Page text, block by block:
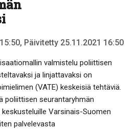
Päivitetty 25.11.2021 16:50
valmistelu poliittisen
ja linjattavaksi on
(VATE) keskeisiä tehtäviä.
poliittisen seurantaryhmän
Varsinais-Suomen
palvelevasta